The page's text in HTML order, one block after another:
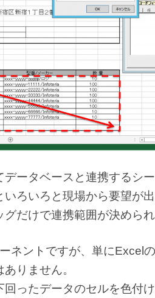
データベースと連携するシ
いろいろと現場から要望が
グだけで連携範囲が決めら
ネントですが、単にExcel
りません。
回ったデータのセルを色付